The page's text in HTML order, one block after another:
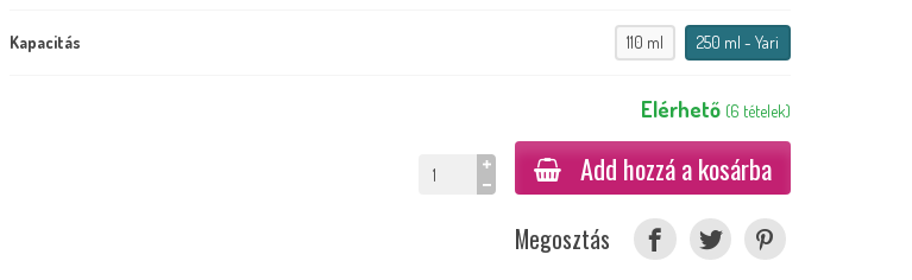
Kapacitás 110 ml 250 ml - Yari
Elérhető (6 tételek)
Add hozzá a kosárba
Megosztás